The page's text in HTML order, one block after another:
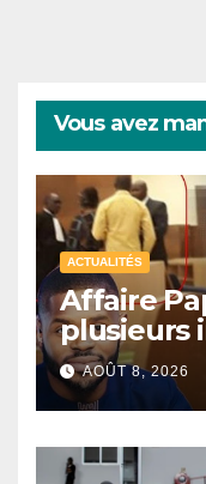
Vous avez
ACTUALITÉS
Affaire
plusieurs
après un
AOÛT 8, 2026